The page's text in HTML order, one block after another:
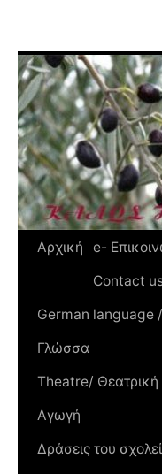
Αρχική
e-
Contact
German language
Γλώσσα
Theatre/ Θεατρική
Αγωγή
Δράσεις του